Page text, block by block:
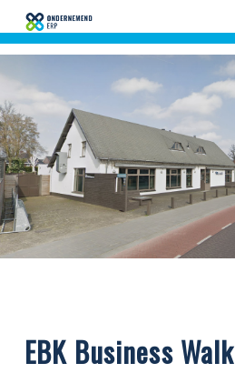
Skip
to
content
EBK Business Walk